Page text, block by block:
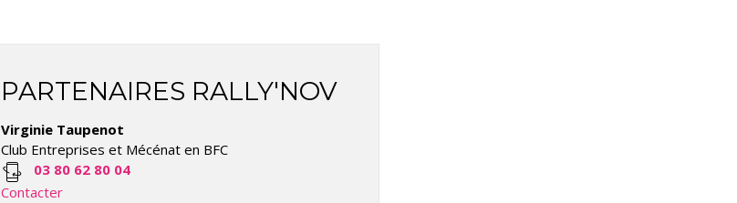
PARTENAIRES RALLY'NOV
Virginie Taupenot
Club Entreprises et Mécénat en BFC
03 80 62 80 04
Contacter